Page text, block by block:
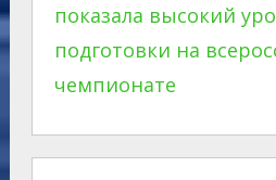
показала высокий
подготовки на
чемпионате